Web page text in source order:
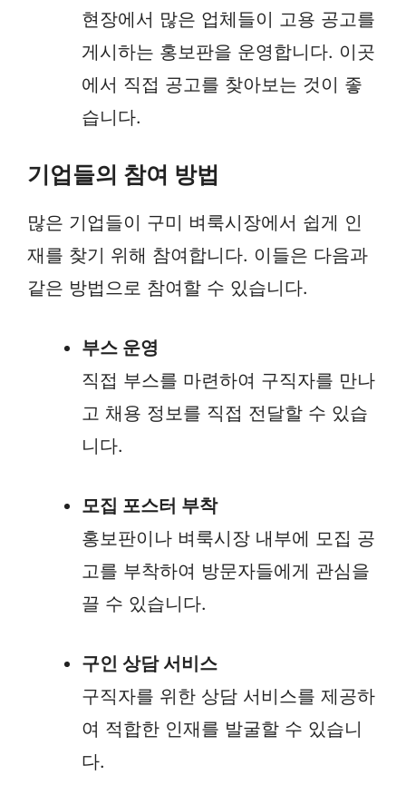
현장에서 많은 업체들이 고용 공고를
게시하는 홍보판을 운영합니다. 이곳
에서 직접 공고를 찾아보는 것이 좋
습니다.
기업들의 참여 방법
많은 기업들이 구미 벼룩시장에서 쉽게 인
재를 찾기 위해 참여합니다. 이들은 다음과
같은 방법으로 참여할 수 있습니다.
부스 운영
직접 부스를 마련하여 구직자를 만나
고 채용 정보를 직접 전달할 수 있습
니다.
모집 포스터 부착
홍보판이나 벼룩시장 내부에 모집 공
고를 부착하여 방문자들에게 관심을
끌 수 있습니다.
구인 상담 서비스
구직자를 위한 상담 서비스를 제공하
여 적합한 인재를 발굴할 수 있습니
다.